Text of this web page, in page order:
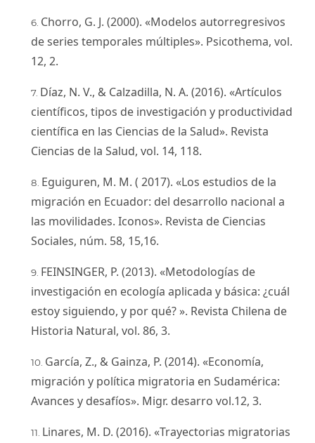
Chorro, G. J. (2000). «Modelos autorregresivos
de series temporales múltiples». Psicothema, vol.
12, 2.
Díaz, N. V., & Calzadilla, N. A. (2016). «Artículos
científicos, tipos de investigación y productividad
científica en las Ciencias de la Salud». Revista
Ciencias de la Salud, vol. 14, 118.
Eguiguren, M. M. ( 2017). «Los estudios de la
migración en Ecuador: del desarrollo nacional a
las movilidades. Iconos». Revista de Ciencias
Sociales, núm. 58, 15,16.
FEINSINGER, P. (2013). «Metodologías de
investigación en ecología aplicada y básica: ¿cuál
estoy siguiendo, y por qué? ». Revista Chilena de
Historia Natural, vol. 86, 3.
García, Z., & Gainza, P. (2014). «Economía,
migración y política migratoria en Sudamérica:
Avances y desafíos». Migr. desarro vol.12, 3.
Linares, M. D. (2016). «Trayectorias migratorias